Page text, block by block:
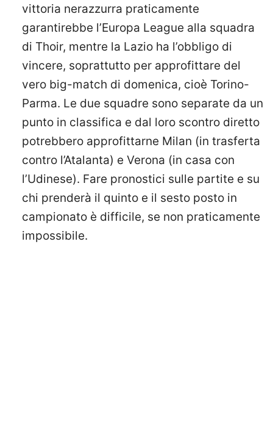
vittoria nerazzurra praticamente
garantirebbe l’Europa League alla squadra
di Thoir, mentre la Lazio ha l’obbligo di
vincere, soprattutto per approfittare del
vero big-match di domenica, cioè Torino-
Parma. Le due squadre sono separate da un
punto in classifica e dal loro scontro diretto
potrebbero approfittarne Milan (in trasferta
contro l’Atalanta) e Verona (in casa con
l’Udinese). Fare pronostici sulle partite e su
chi prenderà il quinto e il sesto posto in
campionato è difficile, se non praticamente
impossibile.